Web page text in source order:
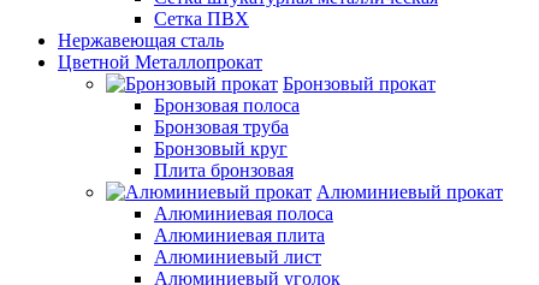
Сетка ПВХ
Нержавеющая сталь
Цветной Металлопрокат
Бронзовый прокат
Бронзовая полоса
Бронзовая труба
Бронзовый круг
Плита бронзовая
Алюминиевый прокат
Алюминиевая полоса
Алюминиевая плита
Алюминиевый лист
Алюминиевый уголок